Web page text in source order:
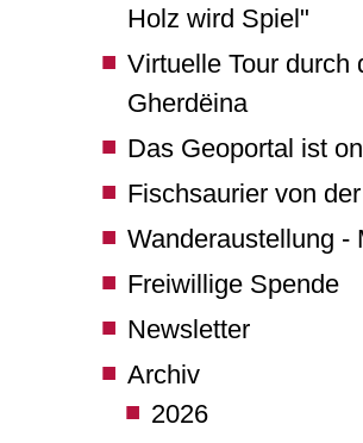
Holz wird Spiel"
Virtuelle Tour durch
Gherdëina
Das Geoportal ist
Fischsaurier von
Wanderaustellung -
Freiwillige Spende
Newsletter
Archiv
2026